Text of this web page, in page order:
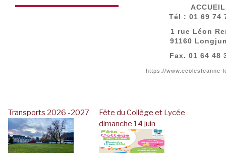
ACCUEIL
Tél : 01 69 74
1 rue Léon
91160
Fax. 01 64 48
https://www.ecolesteanne-
Transports 2026 -2027
Fête du Collège et Lycée
dimanche 14 juin